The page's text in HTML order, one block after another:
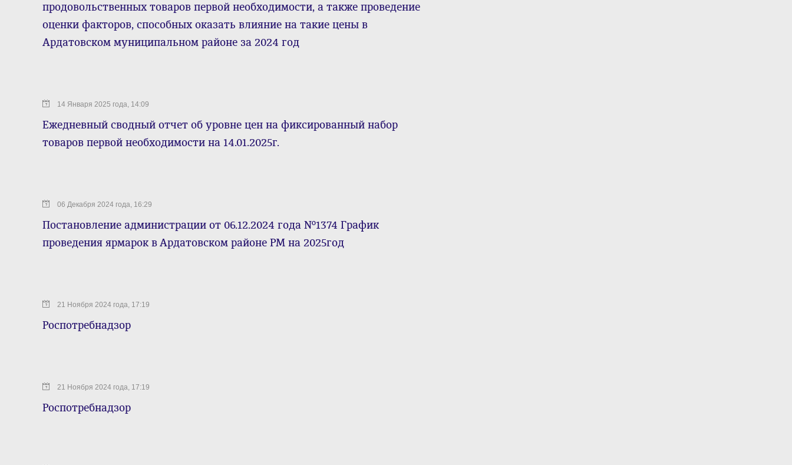
продовольственных товаров первой необходимости, а также проведение
оценки факторов, способных оказать влияние на такие цены в
Ардатовском муниципальном районе за 2024 год
14 Января 2025 года, 14:09
Ежедневный сводный отчет об уровне цен на фиксированный набор
товаров первой необходимости на 14.01.2025г.
06 Декабря 2024 года, 16:29
Постановление администрации от 06.12.2024 года №1374 График
проведения ярмарок в Ардатовском районе РМ на 2025год
21 Ноября 2024 года, 17:19
Роспотребнадзор
21 Ноября 2024 года, 17:19
Роспотребнадзор